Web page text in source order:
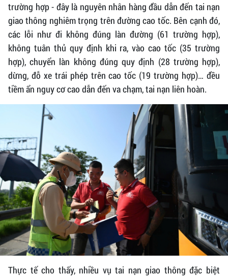
trường hợp - đây là nguyên nhân hàng đầu dẫn đến tai nạn
giao thông nghiêm trọng trên đường cao tốc. Bên cạnh đó,
các lỗi như đi không đúng làn đường (61 trường hợp),
không tuân thủ quy định khi ra, vào cao tốc (35 trường
hợp), chuyển làn không đúng quy định (28 trường hợp),
dừng, đỗ xe trái phép trên cao tốc (19 trường hợp)… đều
tiềm ẩn nguy cơ cao dẫn đến va chạm, tai nạn liên hoàn.
Thực tế cho thấy, nhiều vụ tai nạn giao thông đặc biệt